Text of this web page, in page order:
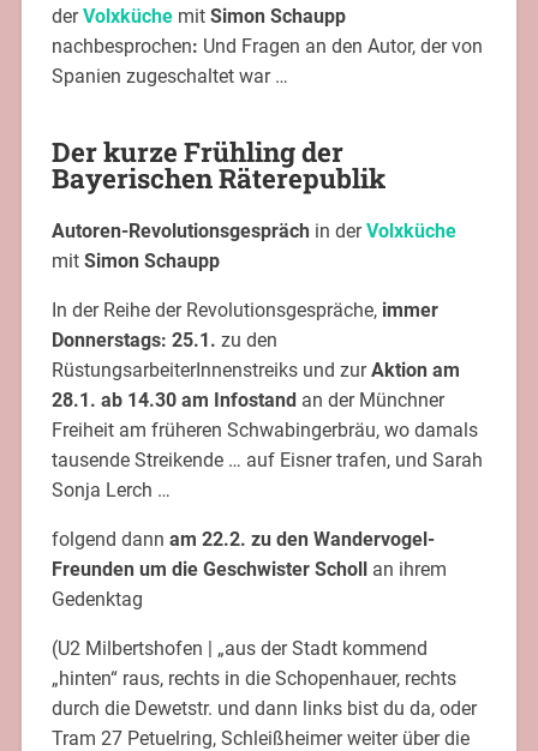
derVolxküchemit Simon Schaupp
nachbesprochen: Und Fragen an den Autor, der von
Spanien zugeschaltet war …
Der kurze Frühling der
Bayerischen Räterepublik
Autoren-Revolutionsgesprächin derVolxküche
mit Simon Schaupp
In der Reihe der Revolutionsgespräche, immer
Donnerstags: 25.1. zu den
RüstungsarbeiterInnenstreiks und zurAktion am
28.1. ab 14.30 am Infostandan der Münchner
Freiheit am früheren Schwabingerbräu, wo damals
tausende Streikende … auf Eisner trafen, und Sarah
Sonja Lerch …
folgend dann am 22.2. zu den Wandervogel-
Freunden um die Geschwister Schollan ihrem
Gedenktag
(U2 Milbertshofen | „aus der Stadt kommend
„hinten“ raus, rechts in die Schopenhauer, rechts
durch die Dewetstr. und dann links bist du da, oder
Tram 27 Petuelring, Schleißheimer weiter über die